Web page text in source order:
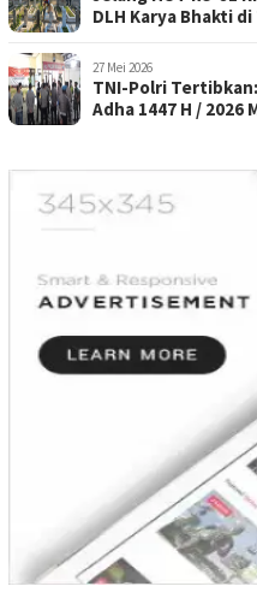
DLH Karya Bhakti
27 Mei 2026
TNI-Polri
Adha 1447 H /